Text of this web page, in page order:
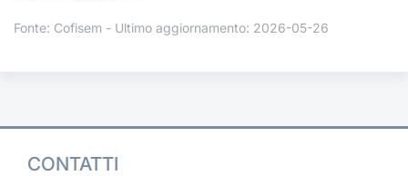
Fonte: Cofisem - Ultimo aggiornamento: 2026-05-26
CONTATTI